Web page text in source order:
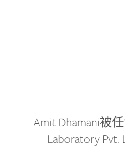
Amit Dhamani被
Laboratory